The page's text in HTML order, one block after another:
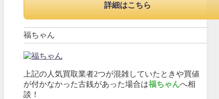
詳細はこちら
福ちゃん
上記の人気買取業者2つが混雑していたときや買値
が付かなかった古銭があった場合は福ちゃんへ相
談！